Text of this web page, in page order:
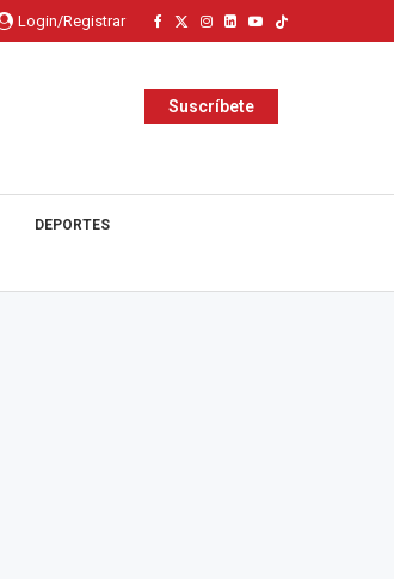
Login/Registrar
Suscríbete
DEPORTES